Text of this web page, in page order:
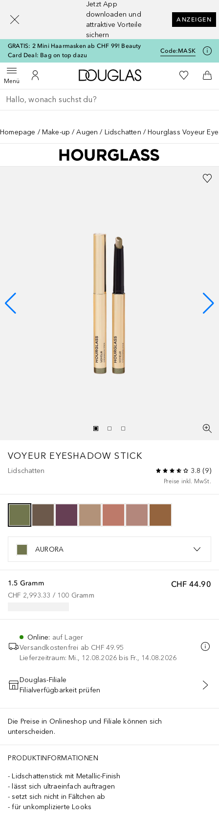
Jetzt App
downloaden und
attraktive Vorteile
sichern
ANZEIGEN
GRATIS: 2 Mini Haarmasken ab CHF 99! Beauty
Card Deal: Bag on top dazu
Code:MASK
MenüMenü öffnenZu Meinem Kundenkonto
Zur Douglas Startseite
Zu Meiner
Gehe zurück
Suche ausführen
Homepage Make-up Augen Lidschatten Hourglass Voyeur
VOYEUR EYESHADOW STICK
Lidschatten 3.8 (9)
Preise inkl. MwSt.
AURORA
CHF 44.90
1.5 Gramm
CHF 2,993.33 / 100 Gramm
Online: auf Lager
Versandkostenfrei ab CHF 49.95
Lieferzeitraum: Mi., 12.08.2026 bis Fr., 14.08.2026
IN DEN WARENKORB
Douglas-Filiale
Filialverfügbarkeit prüfen
Die Preise in Onlineshop und Filiale können sich
unterscheiden.
PRODUKTINFORMATIONEN
Lidschattenstick mit Metallic-Finish
lässt sich ultraeinfach auftragen
setzt sich nicht in Fältchen ab
für unkomplizierte Looks
[navigation.slideout.screenreader]